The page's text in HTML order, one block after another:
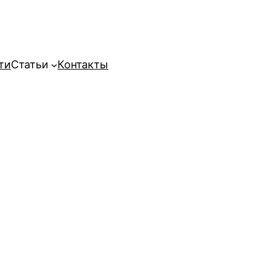
Статьи Контакты